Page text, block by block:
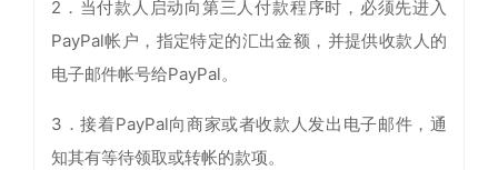
2．当付款人启动向第三人付款程序时，必须先进入
PayPal帐户，指定特定的汇出金额，并提供收款人的
电子邮件帐号给PayPal。
3．接着PayPal向商家或者收款人发出电子邮件，通
知其有等待领取或转帐的款项。